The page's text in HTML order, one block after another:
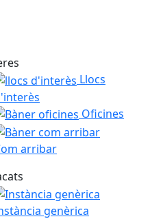
poble de Segur
Llocs
Oficines
arribar
genèrica